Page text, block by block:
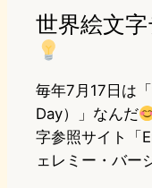
世界絵文
毎年7月17日は
Day）」なんだ
字参照サイト「
ェレミー・バー